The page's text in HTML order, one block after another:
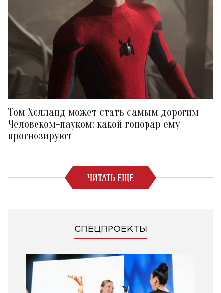
Том Холланд может стать самым дорогим
Человеком-пауком: какой гонорар ему
прогнозируют
ЧИТАТЬ ЕЩЕ
СПЕЦПРОЕКТЫ